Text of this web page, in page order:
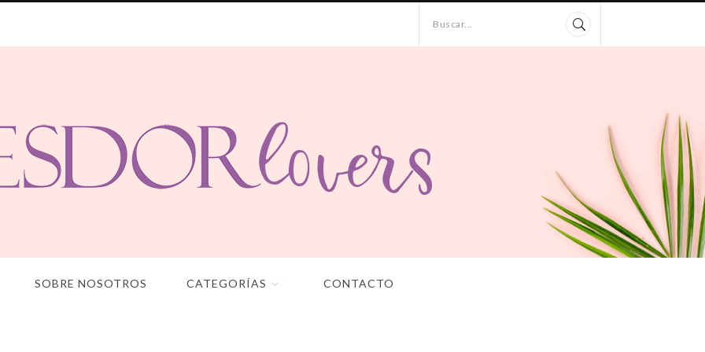
Buscar...
SOBRE NOSOTROS CATEGORÍAS CONTACTO